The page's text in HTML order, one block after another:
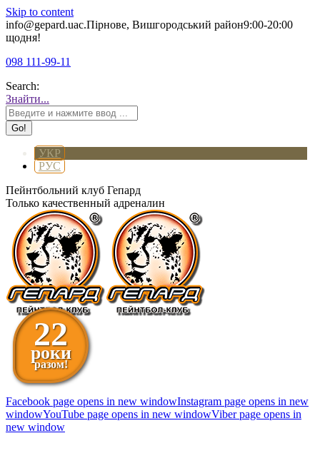
Skip to content
info@gepard.uaс.Пірнове, Вишгородський район9:00-20:00
щодня!
098 111-99-11
Search:
Знайти...
УКР
РУС
Пейнтбольний клуб Гепард
Только качественный адреналин
22
роки
разом!
Facebook page opens in new windowInstagram page opens in new
windowYouTube page opens in new windowViber page opens in
new window